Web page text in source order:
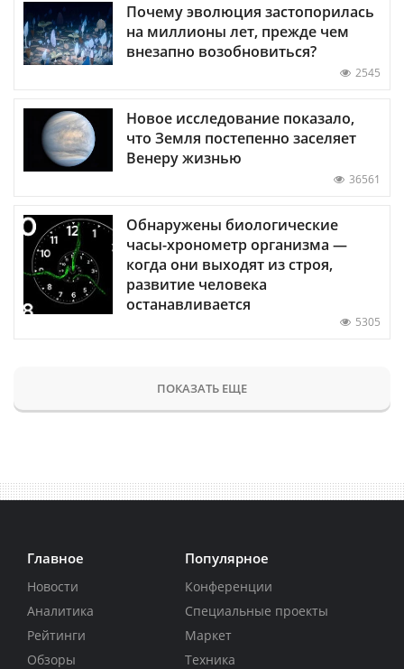
Почему эволюция застопорилась
на миллионы лет, прежде чем
внезапно возобновиться?
2545
Новое исследование показало,
что Земля постепенно заселяет
Венеру жизнью
36561
Обнаружены биологические
часы-хронометр организма —
когда они выходят из строя,
развитие человека
останавливается
5305
ПОКАЗАТЬ ЕЩЕ
Главное
Новости
Аналитика
Рейтинги
Обзоры
Популярное
Конференции
Специальные проекты
Маркет
Техника